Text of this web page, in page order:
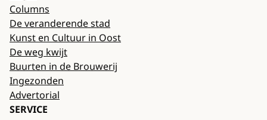
Columns
De veranderende stad
Kunst en Cultuur in Oost
De weg kwijt
Buurten in de Brouwerij
Ingezonden
Advertorial
SERVICE